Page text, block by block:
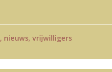
, nieuws, vrijwilligers